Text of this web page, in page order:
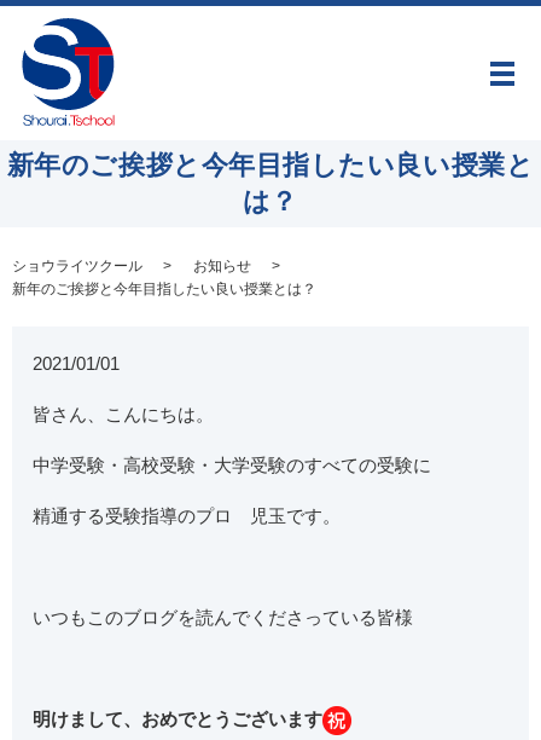
メ
新年のご挨拶と今年目指したい良い授業と
は？
ショウライツクール
お知らせ
新年のご挨拶と今年目指したい良い授業とは？
2021/01/01
皆さん、こんにちは。
中学受験・高校受験・大学受験のすべての受験に
精通する受験指導のプロ 児玉です。
いつもこのブログを読んでくださっている皆様
明けまして、おめでとうございます